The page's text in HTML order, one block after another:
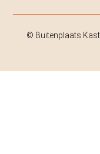
© Buitenplaats